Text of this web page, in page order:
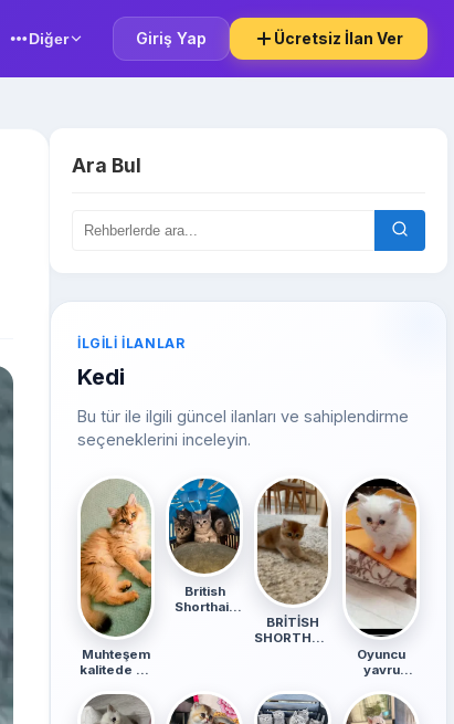
Diğer Giriş Yap Ücretsiz İlan Ver
Ara Bul
İLGILI İLANLAR
Kedi
Bu tür ile ilgili güncel ilanları ve sahiplendirme
seçeneklerini inceleyin.
Muhteşem
kalitede ve
British
Shorthair
BRİTİSH
SHORTHAİR
Oyuncu
yavru